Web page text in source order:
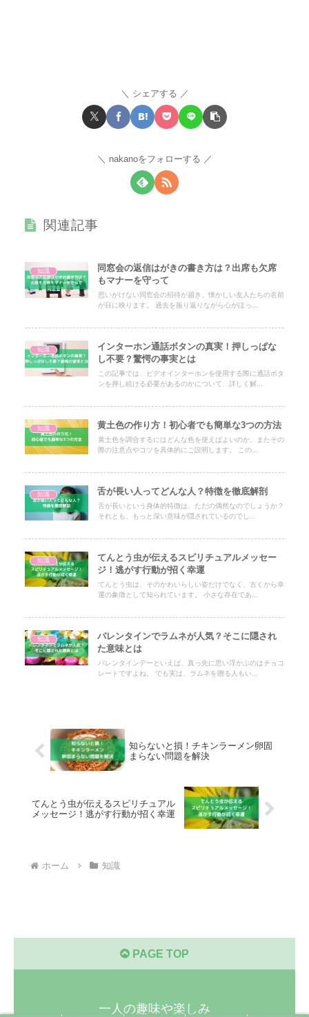
シェアする
nakanoをフォローする
関連記事
知識
同窓会の返信はがきの書き方は？出席も欠席
もマナーを守って
思いがけない同窓会の招待が届き、懐かしい友人たちの名前
が目に映ります。 過去を振り返りながら心がほっ...
知識
インターホン通話ボタンの真実！押しっぱな
し不要？驚愕の事実とは
この記事では、ビデオインターホンを使用する際に通話ボタ
ンを押し続ける必要があるのかについて、詳しく解...
知識 黄土色の作り方！初心者でも簡単な3つの方法
黄土色を調合するにはどんな色を使えばよいのか、またその
際の注意点やコツを具体的にご説明します。 この...
知識 舌が長い人ってどんな人？特徴を徹底解剖
舌が長いという身体的特徴は、ただの偶然なのでしょうか？
それとも、もっと深い意味が隠されているのでし...
知識
てんとう虫が伝えるスピリチュアルメッセー
ジ！逃がす行動が招く幸運
てんとう虫は、そのかわいらしい姿だけでなく、古くから幸
運の象徴として知られています。 小さな存在であ...
知識
バレンタインでラムネが人気？そこに隠され
た意味とは
バレンタインデーといえば、真っ先に思い浮かぶのはチョコ
レートですよね。 でも実は、ラムネを贈る人もい...
知らないと損！チキンラーメン卵固
まらない問題を解決
てんとう虫が伝えるスピリチュアル
メッセージ！逃がす行動が招く幸運
ホーム 知識
PAGE TOP
一人の趣味や楽しみ